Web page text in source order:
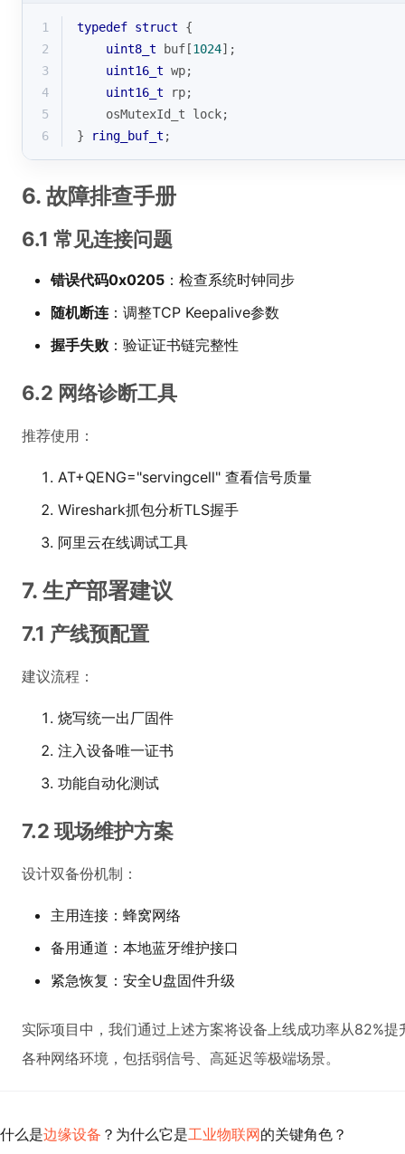
1 typedef struct {
2
uint8_t buf[1024];
3
uint16_t wp;
4
uint16_t rp;
5
    osMutexId_t lock;
6
} ring_buf_t ;
6. 故障排查手册
6.1 常见连接问题
错误代码0x0205 ：检查系统时钟同步
随机断连 ：调整TCP Keepalive参数
握手失败 ：验证证书链完整性
6.2 网络诊断工具
推荐使用：
AT+QENG="servingcell" 查看信号质量
Wireshark抓包分析TLS握手
阿里云在线调试工具
7. 生产部署建议
7.1 产线预配置
建议流程：
烧写统一出厂固件
注入设备唯一证书
功能自动化测试
7.2 现场维护方案
设计双备份机制：
主用连接：蜂窝网络
备用通道：本地蓝牙维护接口
紧急恢复：安全U盘固件升级
实际项目中，我们通过上述方案将设备上线成功率从82%
各种网络环境，包括弱信号、高延迟等极端场景。
什么是边缘设备 ？为什么它是工业物联网 的关键角色？